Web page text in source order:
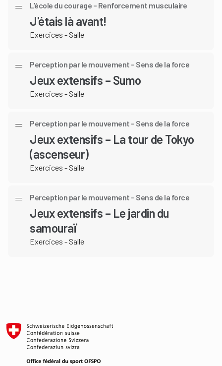
L'école du courage – Renforcement musculaire
J'étais là avant!
Exercices - Salle
Perception par le mouvement – Sens de la force
Jeux extensifs – Sumo
Exercices - Salle
Perception par le mouvement – Sens de la force
Jeux extensifs – La tour de Tokyo
(ascenseur)
Exercices - Salle
Perception par le mouvement – Sens de la force
Jeux extensifs – Le jardin du
samouraï
Exercices - Salle